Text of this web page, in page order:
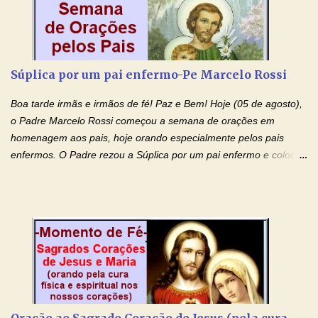
Jesus, que, pelo poder libertador e salvítico deste Sangue,
possamos nos livrar de toda opressão diabólica que possa estar
prejudicando a nossa família. Peço também que atenda, em
(apresente aqui o seu pedido...) Eu, desde já, agradeço de
coração, confiante que o Senhor me atenderá. Eu louvo o Pai por
ter nos dado o Senhor, Jesus, como presente de Páscoa. eu
agradeço de coração ao Espíri...
Súplica por um pai enfermo-Pe Marcelo Rossi
Boa tarde irmãs e irmãos de fé! Paz e Bem! Hoje (05 de agosto),
o Padre Marcelo Rossi começou a semana de orações em
homenagem aos pais, hoje orando especialmente pelos pais
enfermos. O Padre rezou a Súplica por um pai enfermo e colocou
de Nossa Senhora. Adriana dos Anjos-Devoção e Fé Mensagem
do Padre Marcelo Rossi por E-mail e Facebook: Como foi
anunciado ontem, entramos em uma semana de homenagens
aos nossos pais. Hoje nossas orações serão focadas nos pais
que não se encontram bem de saúde, OS PAIS ENFERMOS!